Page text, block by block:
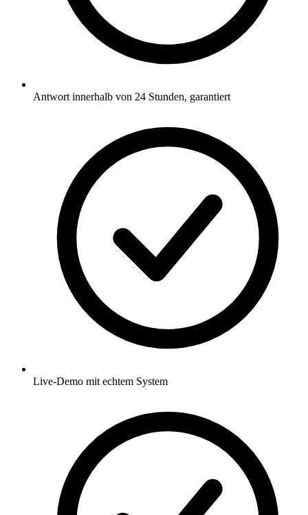
Antwort innerhalb von 24 Stunden, garantiert
Live-Demo mit echtem System